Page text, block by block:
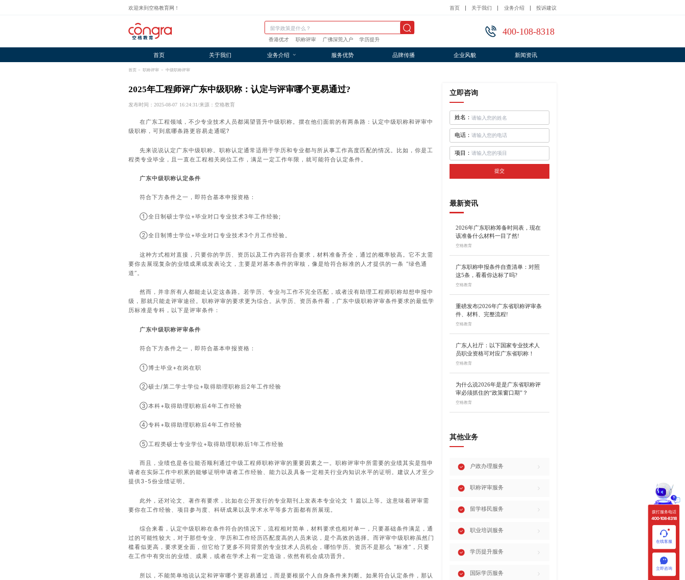
欢迎来到空格教育网！ 首页 关于我们 业务介绍 投诉建议
香港优才 职称评审 广佛深莞入户 学历提升
400-108-8318
首页 关于我们 业务介绍 服务优势 品牌传播 企业风貌 新闻资讯
拨打服务电话
400-108-8318
在线客服
立即咨询
首页 > 职称评审 > 中级职称评审
2025年工程师评广东中级职称：认定与评审哪个更易通过?
发布时间：2025-08-07 16:24:31/来源：空格教育
在广东工程领域，不少专业技术人员都渴望晋升中级职称。摆在他们面前的有两条路：认定中级职称和评审中
级职称，可到底哪条路更容易走通呢?
先来说说认定广东中级职称。职称认定通常适用于学历和专业都与所从事工作高度匹配的情况。比如，你是工
程类专业毕业，且一直在工程相关岗位工作，满足一定工作年限，就可能符合认定条件。
广东中级职称认定条件
符合下方条件之一，即符合基本申报资格：
①全日制硕士学位+毕业对口专业技术3年工作经验;
②全日制博士学位+毕业对口专业技术3个月工作经验。
这种方式相对直接，只要你的学历、资历以及工作内容符合要求，材料准备齐全，通过的概率较高。它不太需
要你去展现复杂的业绩成果或发表论文，主要是对基本条件的审核，像是给符合标准的人才提供的一条 “绿色通
道”。
然而，并非所有人都能走认定这条路。若学历、专业与工作不完全匹配，或者没有助理工程师职称却想申报中
级，那就只能走评审途径。职称评审的要求更为综合。从学历、资历条件看，广东中级职称评审条件要求的最低学
历标准是专科，以下是评审条件：
广东中级职称评审条件
符合下方条件之一，即符合基本申报资格：
①博士毕业+在岗在职
②硕士/第二学士学位+取得助理职称后2年工作经验
③本科+取得助理职称后4年工作经验
④专科+取得助理职称后4年工作经验
⑤工程类硕士专业学位+取得助理职称后1年工作经验
而且，业绩也是各位能否顺利通过中级工程师职称评审的重要因素之一。职称评审中所需要的业绩其实是指申
请者在实际工作中积累的能够证明申请者工作经验、能力以及具备一定相关行业内知识水平的证明。建议人才至少
提供3-5份业绩证明。
此外，还对论文、著作有要求，比如在公开发行的专业期刊上发表本专业论文 1 篇以上等。这意味着评审需
要你在工作经验、项目参与度、科研成果以及学术水平等多方面都有所展现。
综合来看，认定中级职称在条件符合的情况下，流程相对简单，材料要求也相对单一，只要基础条件满足，通
过的可能性较大，对于那些专业、学历和工作经历匹配度高的人员来说，是个高效的选择。而评审中级职称虽然门
槛看似更高，要求更全面，但它给了更多不同背景的专业技术人员机会，哪怕学历、资历不是那么 “标准”，只要
在工作中有突出的业绩、成果，或者在学术上有一定造诣，依然有机会成功晋升。
所以，不能简单地说认定和评审哪个更容易通过，而是要根据个人自身条件来判断。如果符合认定条件，那认
立即咨询
姓名：
电话：
项目：
提交
最新资讯
2026年广东职称筹备时间表，现在
该准备什么材料一目了然!
空格教育
广东职称申报条件自查清单：对照
这5条，看看你达标了吗?
空格教育
重磅发布|2026年广东省职称评审条
件、材料、完整流程!
空格教育
广东人社厅：以下国家专业技术人
员职业资格可对应广东省职称！
空格教育
为什么说2026年是是广东省职称评
审必须抓住的“政策窗口期”？
空格教育
其他业务
户政办理服务
职称评审服务
留学移民服务
职业培训服务
学历提升服务
国际学历服务